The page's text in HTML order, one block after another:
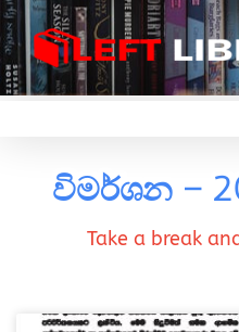
විමර්ශන –
Take a break